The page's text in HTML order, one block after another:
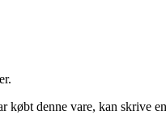
købt denne vare, kan skrive